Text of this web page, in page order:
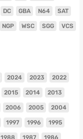
DC GBA N64 SAT
NGP WSC SGG VCS
2024 2023 2022
2015 2014 2013
2006 2005 2004
1997 1996 1995
1988 1987 1986